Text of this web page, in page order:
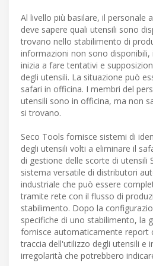
Al livello più basilare, il personale
deve sapere quali utensili sono
trovano nello stabilimento di
informazioni non sono
inizia a fare tentativi e
degli utensili. La situazione può
safari in officina. I membri del
utensili sono in officina, ma non
si trovano.
Seco Tools fornisce sistemi di
degli utensili volti a eliminare il
di gestione delle scorte di utensili
sistema versatile di distributori
industriale che può essere
tramite rete con il flusso di
stabilimento. Dopo la
specifiche di uno stabilimento, la
fornisce automaticamente report
traccia dell'utilizzo degli utensili e
irregolarità che potrebbero